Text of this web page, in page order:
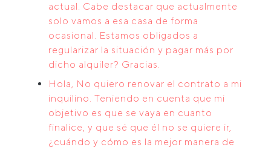
actual. Cabe destacar que actualmente
solo vamos a esa casa de forma
ocasional. Estamos obligados a
regularizar la situación y pagar más por
dicho alquiler? Gracias.
Hola, No quiero renovar el contrato a mi
inquilino. Teniendo en cuenta que mi
objetivo es que se vaya en cuanto
finalice, y que sé que él no se quiere ir,
¿cuándo y cómo es la mejor manera de